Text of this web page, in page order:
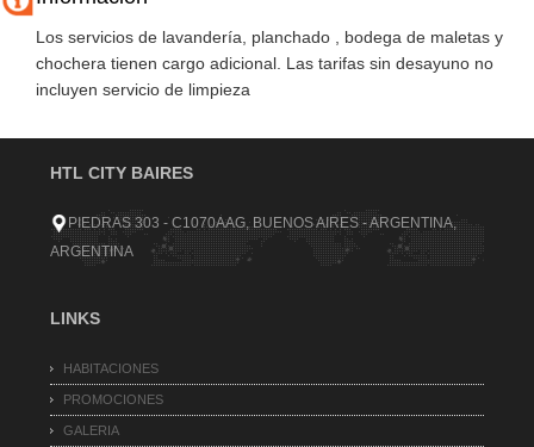
Los servicios de lavandería, planchado , bodega de maletas y
chochera tienen cargo adicional. Las tarifas sin desayuno no
incluyen servicio de limpieza
HTL CITY BAIRES
PIEDRAS 303 - C1070AAG, BUENOS AIRES - ARGENTINA,
ARGENTINA
LINKS
HABITACIONES
PROMOCIONES
GALERIA